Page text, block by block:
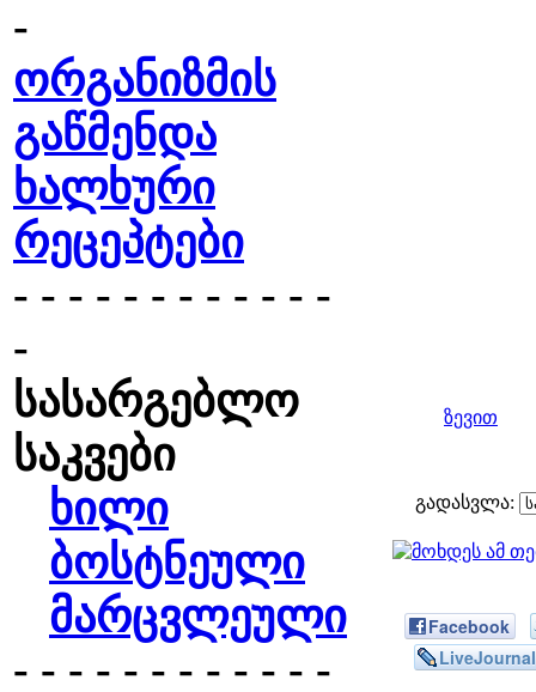
-
ორგანიზმის
გაწმენდა
ხალხური
რეცეპტები
- - - - - - - - - - - -
-
სასარგებლო
საკვები
ხილი
ბოსტნეული
მარცვლეული
- - - - - - - - - - - -
ზევით
გადასვლა:
Facebook
LiveJournal